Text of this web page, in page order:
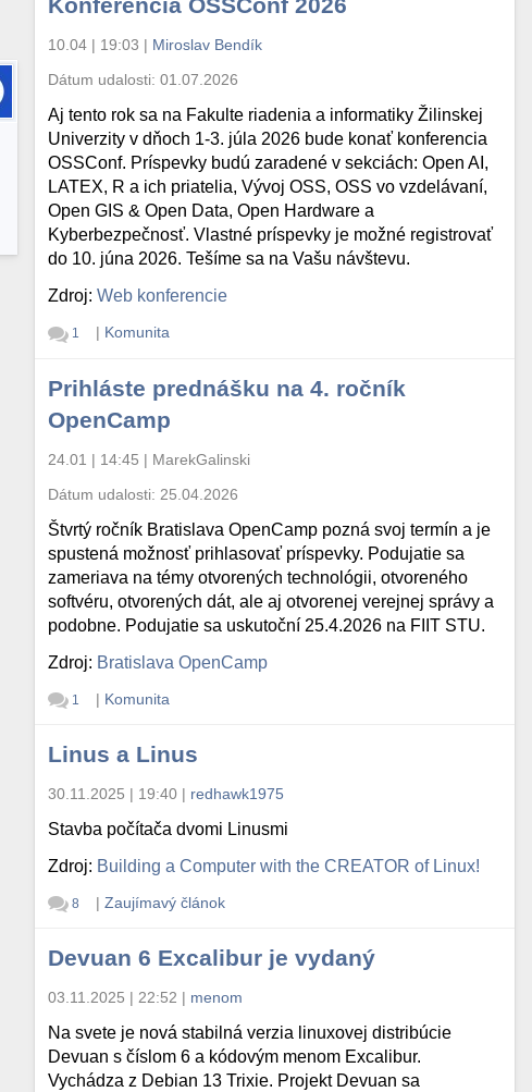
Konferencia OSSConf 2026
10.04 | 19:03 | Miroslav Bendík
Dátum udalosti:01.07.2026
Aj tento rok sa na Fakulte riadenia a informatiky Žilinskej
Univerzity v dňoch 1-3. júla 2026 bude konať konferencia
OSSConf. Príspevky budú zaradené v sekciách: Open AI,
LATEX, R a ich priatelia, Vývoj OSS, OSS vo vzdelávaní,
Open GIS & Open Data, Open Hardware a
Kyberbezpečnosť. Vlastné príspevky je možné registrovať
do 10. júna 2026. Tešíme sa na Vašu návštevu.
Zdroj:Web konferencie
1 | Komunita
Prihláste prednášku na 4. ročník
OpenCamp
24.01 | 14:45 | MarekGalinski
Dátum udalosti: 25.04.2026
Štvrtý ročník Bratislava OpenCamp pozná svoj termín a je
spustená možnosť prihlasovať príspevky. Podujatie sa
zameriava na témy otvorených technológii, otvoreného
softvéru, otvorených dát, ale aj otvorenej verejnej správy a
podobne. Podujatie sa uskutoční 25.4.2026 na FIIT STU.
Zdroj: Bratislava OpenCamp
1 | Komunita
Linus a Linus
30.11.2025 | 19:40 | redhawk1975
Stavba počítača dvomi Linusmi
Zdroj: Building a Computer with the CREATOR of Linux!
8 | Zaujímavý článok
Devuan 6 Excalibur je vydaný
03.11.2025 | 22:52 | menom
Na svete je nová stabilná verzia linuxovej distribúcie
Devuan s číslom 6 a kódovým menom Excalibur.
Vychádza z Debian 13 Trixie. Projekt Devuan sa